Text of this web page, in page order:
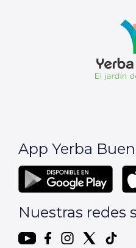
App Yerba
Nuestras redes